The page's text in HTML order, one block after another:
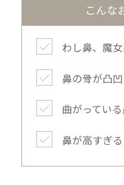
こんな
わし鼻、魔
鼻の骨が凸
曲がってい
鼻が高すぎる